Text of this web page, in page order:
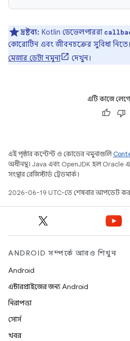
দ্রষ্টব্য: Kotlin ডেভেলপাররা
কোরোটিন এবং জীবনচক্রের সুবিধা
মেজার ডেটা নমুনা
দেখুন।
এটি কাজে
এই পৃষ্ঠার কন্টেন্ট ও কোডের নমুনাগুলি
অধীনস্থ। Java এবং OpenJDK হল Oracle
সংস্থার রেজিস্টার্ড ট্রেডমার্ক।
2026-06-19 UTC-তে শেষবার আপডেট
ANDROID সম্পর্কে আরও শিখুন
Android
এন্টারপ্রাইজের জন্য Android
নিরাপত্তা
সোর্স
খবর